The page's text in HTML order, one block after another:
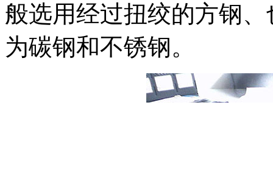
般选用经过扭绞的方钢
为碳钢和不锈钢。